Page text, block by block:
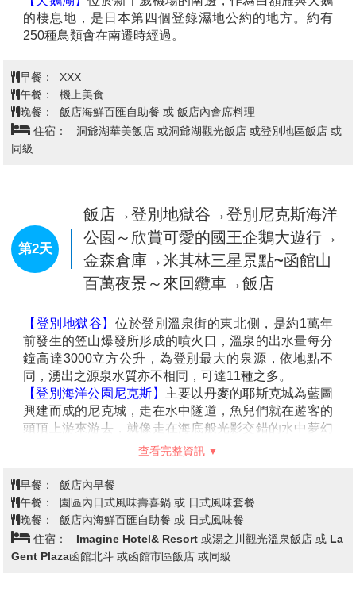
台北→千歲空港→天鵝湖→飯店
今日集合於桃園中正機場，搭乘豪華客機直飛日本北海
道。新千歲機場，是北海道的國際航線和國內航線的主
要機場，是日本北方的空中大門。
【天鵝湖】位於新千歲機場的南邊，作為白額雁與天鵝
的棲息地，是日本第四個登錄濕地公約的地方。約有
250種鳥類會在南遷時經過。
午餐：
機上美食
晚餐：
飯店海鮮百匯自助餐 或 飯店內會席料理
住宿： 洞爺湖華美飯店 或洞爺湖觀光飯店 或登別地區飯店 或
同級